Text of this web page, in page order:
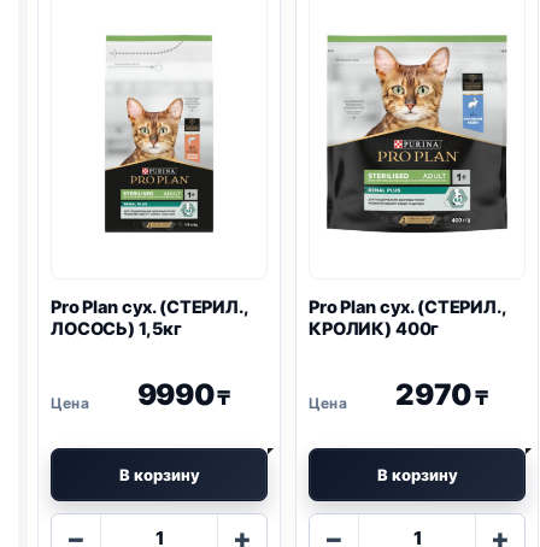
ИНДЕЙКА)
400г
Pro Planсух. (СТЕРИЛ.,
ЛОСОСЬ) 1,5кг
9990₸
В корзину
−
Количество
+
Pro Planсух. (СТЕРИЛ.,
КРОЛИК) 400г
2970₸
В корзину
−
Количество
+